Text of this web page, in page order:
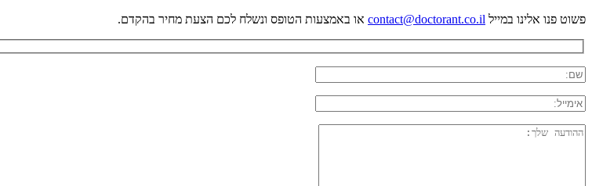
פשוט פנו אלינו במייל contact@doctorant.co.il או באמצעות הטופס ונשלח לכם הצעת מחיר בהקדם.